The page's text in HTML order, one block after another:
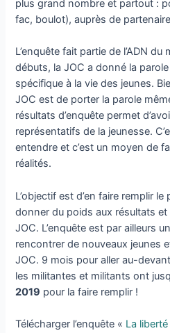
plus grand nombre et partout :
fac, boulot), auprès de
L’enquête fait partie de l’ADN
débuts, la JOC a donné la
spécifique à la vie des jeunes.
JOC est de porter la parole
résultats d’enquête permet
représentatifs de la jeunesse.
entendre et c’est un moyen de
réalités.
L’objectif est d’en faire remplir
donner du poids aux résultats
JOC. L’enquête est par ailleurs
rencontrer de nouveaux jeunes
JOC. 9 mois pour aller au-
les militantes et militants ont
2019 pour la faire remplir !
Télécharger l’enquête « La